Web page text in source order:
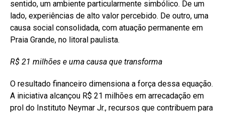
sentido, um ambiente particularmente simbólico. De um
lado, experiências de alto valor percebido. De outro, uma
causa social consolidada, com atuação permanente em
Praia Grande, no litoral paulista.
R$ 21 milhões e uma causa que transforma
O resultado financeiro dimensiona a força dessa equação.
A iniciativa alcançou R$ 21 milhões em arrecadação em
prol do Instituto Neymar Jr., recursos que contribuem para